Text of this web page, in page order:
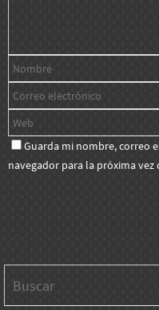
Guarda mi nombre, correo
navegador para la próxima